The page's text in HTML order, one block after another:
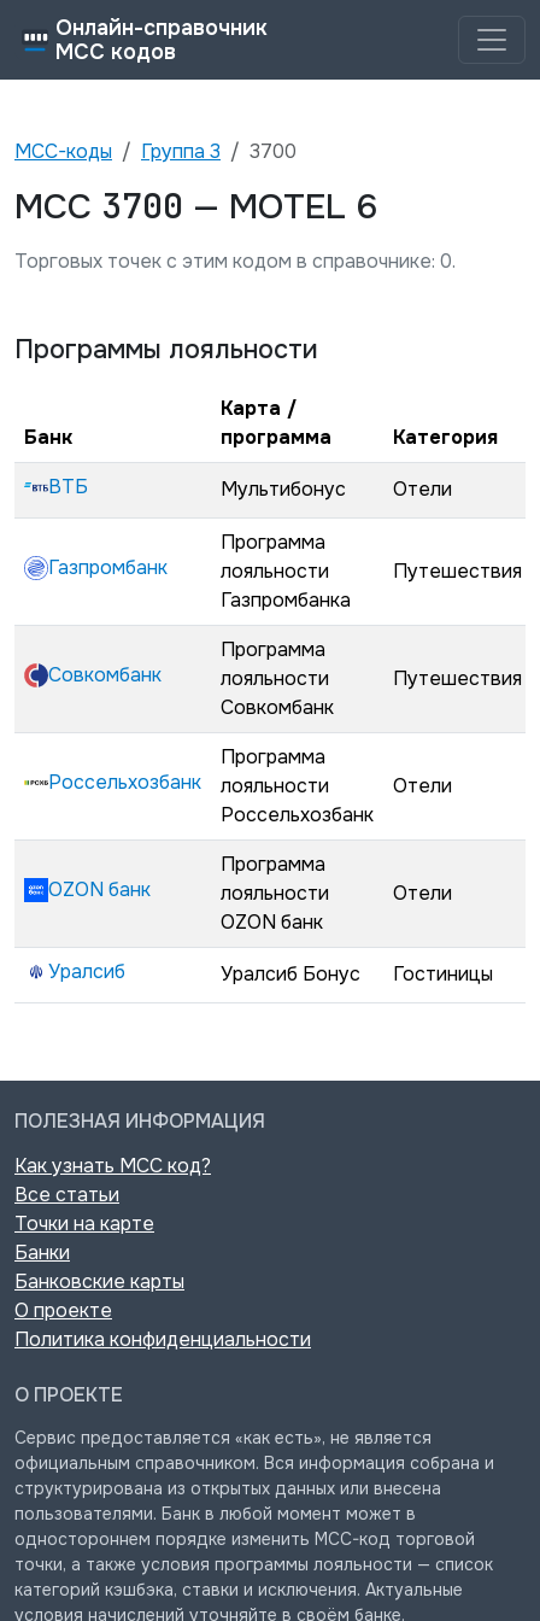
Онлайн-справочник
MCC кодов
MCC-коды Группа 3 3700
MCC 3700 — MOTEL 6
Торговых точек с этим кодом в справочнике: 0.
Программы лояльности
Банк
Карта /
программа
Категория
ВТБ
Мультибонус Отели
Газпромбанк
Программа
лояльности
Газпромбанка
Путешествия
Совкомбанк
Программа
лояльности
Совкомбанк
Путешествия
Россельхозбанк
Программа
лояльности
Россельхозбанк
Отели
OZON банк
Программа
лояльности
OZON банк
Отели
Уралсиб Уралсиб Бонус Гостиницы
ПОЛЕЗНАЯ ИНФОРМАЦИЯ
Как узнать MCC код?
Все статьи
Точки на карте
Банки
Банковские карты
О проекте
Политика конфиденциальности
О ПРОЕКТЕ
Сервис предоставляется «как есть», не является
официальным справочником. Вся информация собрана и
структурирована из открытых данных или внесена
пользователями. Банк в любой момент может в
одностороннем порядке изменить MCC-код торговой
точки, а также условия программы лояльности — список
категорий кэшбэка, ставки и исключения. Актуальные
условия начислений уточняйте в своём банке.